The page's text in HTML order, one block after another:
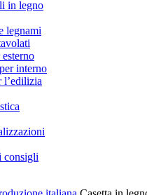
in legno
legnami
interno
l’edilizia
consigli